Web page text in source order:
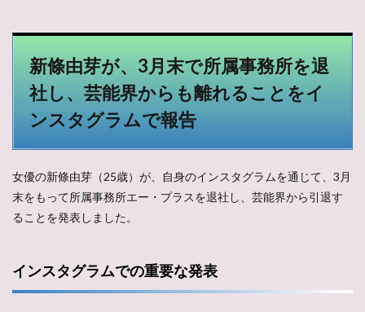
新條由芽が、3月末で所属事務所を退
社し、芸能界からも離れることをイ
ンスタグラムで報告
女優の新條由芽（25歳）が、自身のインスタグラムを通じて、3月
末をもって所属事務所エー・プラスを退社し、芸能界から引退す
ることを発表しました。
インスタグラムでの重要な発表